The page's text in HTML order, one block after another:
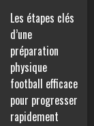
Les étapes clés
d’une
préparation
physique
football efficace
pour progresser
rapidement